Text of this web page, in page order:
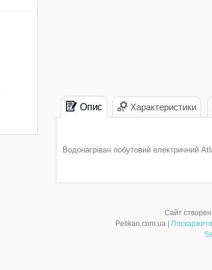
Опис Характеристики
Водонагрівач побутовий електричний
Сайт
Pelikan.com.ua |